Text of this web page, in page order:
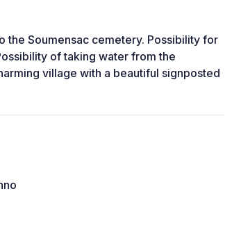
the Soumensac cemetery. Possibility for
of taking water from the
village with a beautiful signposted